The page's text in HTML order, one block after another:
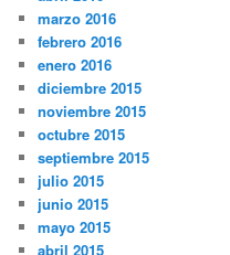
marzo 2016
febrero 2016
enero 2016
diciembre 2015
noviembre 2015
octubre 2015
septiembre 2015
julio 2015
junio 2015
mayo 2015
abril 2015